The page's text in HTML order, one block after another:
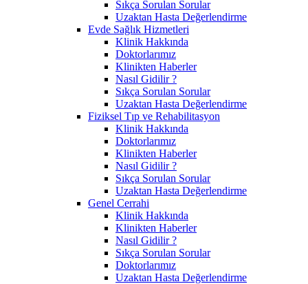
Sıkça Sorulan Sorular
Uzaktan Hasta Değerlendirme
Evde Sağlık Hizmetleri
Klinik Hakkında
Doktorlarımız
Klinikten Haberler
Nasıl Gidilir ?
Sıkça Sorulan Sorular
Uzaktan Hasta Değerlendirme
Fiziksel Tıp ve Rehabilitasyon
Klinik Hakkında
Doktorlarımız
Klinikten Haberler
Nasıl Gidilir ?
Sıkça Sorulan Sorular
Uzaktan Hasta Değerlendirme
Genel Cerrahi
Klinik Hakkında
Klinikten Haberler
Nasıl Gidilir ?
Sıkça Sorulan Sorular
Doktorlarımız
Uzaktan Hasta Değerlendirme